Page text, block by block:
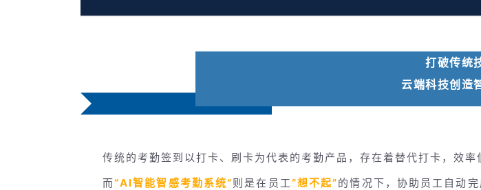
打破传统
云端科技创造
传统的考勤签到以打卡、刷卡为代表的考勤产品，存在着替代打卡，效
而“AI智能智感考勤系统”则是在员工“想不起”的情况下，协助员工自动